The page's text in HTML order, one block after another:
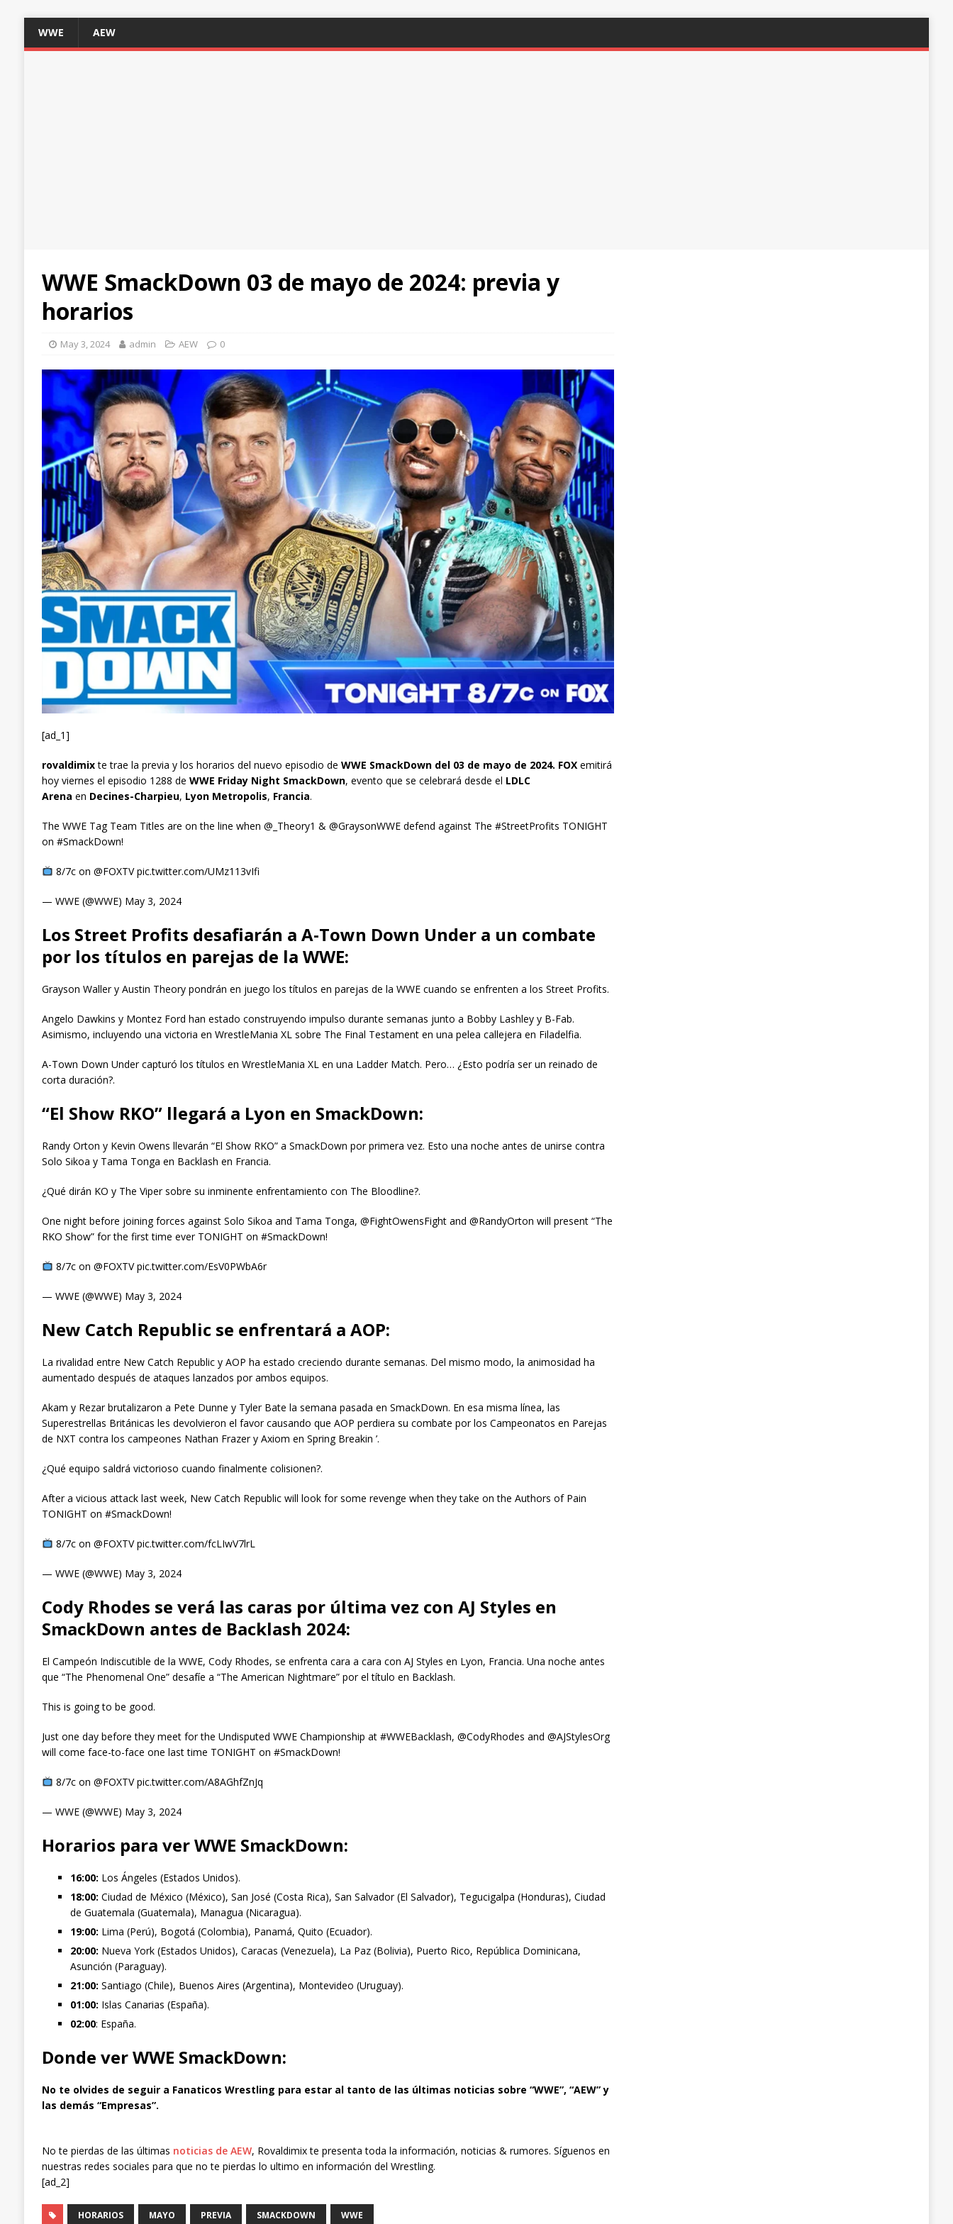
WWE AEW
WWE SmackDown 03 de mayo de 2024: previa y
horarios
May 3, 2024 admin AEW 0
[ad_1]
rovaldimixte trae la previa y los horarios del nuevo episodio de WWE SmackDown del 03 de mayo de 2024. FOXemitirá
hoy viernes el episodio 1288 de WWE Friday Night SmackDown, evento que se celebrará desde el LDLC
Arena en Decines-Charpieu, Lyon Metropolis, Francia.
The WWE Tag Team Titles are on the line when @_Theory1 & @GraysonWWE defend against The #StreetProfits TONIGHT
on #SmackDown!
8/7c on @FOXTV pic.twitter.com/UMz113vIfi
— WWE (@WWE) May 3, 2024
Los Street Profits desafiarán a A-Town Down Under a un combate
por los títulos en parejas de la WWE:
Grayson Waller y Austin Theory pondrán en juego los títulos en parejas de la WWE cuando se enfrenten a los Street Profits.
Angelo Dawkins y Montez Ford han estado construyendo impulso durante semanas junto a Bobby Lashley y B-Fab.
Asimismo, incluyendo una victoria en WrestleMania XL sobre The Final Testament en una pelea callejera en Filadelfia.
A-Town Down Under capturó los títulos en WrestleMania XL en una Ladder Match. Pero… ¿Esto podría ser un reinado de
corta duración?.
“El Show RKO” llegará a Lyon en SmackDown:
Randy Orton y Kevin Owens llevarán “El Show RKO” a SmackDown por primera vez. Esto una noche antes de unirse contra
Solo Sikoa y Tama Tonga en Backlash en Francia.
¿Qué dirán KO y The Viper sobre su inminente enfrentamiento con The Bloodline?.
One night before joining forces against Solo Sikoa and Tama Tonga, @FightOwensFight and @RandyOrton will present “The
RKO Show” for the first time ever TONIGHT on #SmackDown!
8/7c on @FOXTV pic.twitter.com/EsV0PWbA6r
— WWE (@WWE) May 3, 2024
New Catch Republic se enfrentará a AOP:
La rivalidad entre New Catch Republic y AOP ha estado creciendo durante semanas. Del mismo modo, la animosidad ha
aumentado después de ataques lanzados por ambos equipos.
Akam y Rezar brutalizaron a Pete Dunne y Tyler Bate la semana pasada en SmackDown. En esa misma línea, las
Superestrellas Británicas les devolvieron el favor causando que AOP perdiera su combate por los Campeonatos en Parejas
de NXT contra los campeones Nathan Frazer y Axiom en Spring Breakin ’.
¿Qué equipo saldrá victorioso cuando finalmente colisionen?.
After a vicious attack last week, New Catch Republic will look for some revenge when they take on the Authors of Pain
TONIGHT on #SmackDown!
8/7c on @FOXTV pic.twitter.com/fcLIwV7lrL
— WWE (@WWE) May 3, 2024
Cody Rhodes se verá las caras por última vez con AJ Styles en
SmackDown antes de Backlash 2024:
El Campeón Indiscutible de la WWE, Cody Rhodes, se enfrenta cara a cara con AJ Styles en Lyon, Francia. Una noche antes
que “The Phenomenal One” desafíe a “The American Nightmare” por el título en Backlash.
This is going to be good.
Just one day before they meet for the Undisputed WWE Championship at #WWEBacklash, @CodyRhodes and @AJStylesOrg
will come face-to-face one last time TONIGHT on #SmackDown!
8/7c on @FOXTV pic.twitter.com/A8AGhfZnJq
— WWE (@WWE) May 3, 2024
Horarios para ver WWE SmackDown:
16:00: Los Ángeles (Estados Unidos).
18:00: Ciudad de México (México), San José (Costa Rica), San Salvador (El Salvador), Tegucigalpa (Honduras), Ciudad
de Guatemala (Guatemala), Managua (Nicaragua).
19:00: Lima (Perú), Bogotá (Colombia), Panamá, Quito (Ecuador).
20:00: Nueva York (Estados Unidos), Caracas (Venezuela), La Paz (Bolivia), Puerto Rico, República Dominicana,
Asunción (Paraguay).
21:00: Santiago (Chile), Buenos Aires (Argentina), Montevideo (Uruguay).
01:00: Islas Canarias (España).
02:00: España.
Donde verWWE SmackDown:
No te olvides de seguir a Fanaticos Wrestling para estar al tanto de las últimas noticias sobre “WWE”, “AEW” y
las demás “Empresas”.
No te pierdas de las últimas noticias de AEW, Rovaldimix te presenta toda la información, noticias & rumores. Síguenos en
nuestras redes sociales para que no te pierdas lo ultimo en información del Wrestling.
[ad_2]
HORARIOS MAYO PREVIA SMACKDOWN WWE